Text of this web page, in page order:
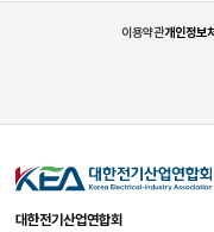
너
너
이용약관개인정보
대한전기산업연합회